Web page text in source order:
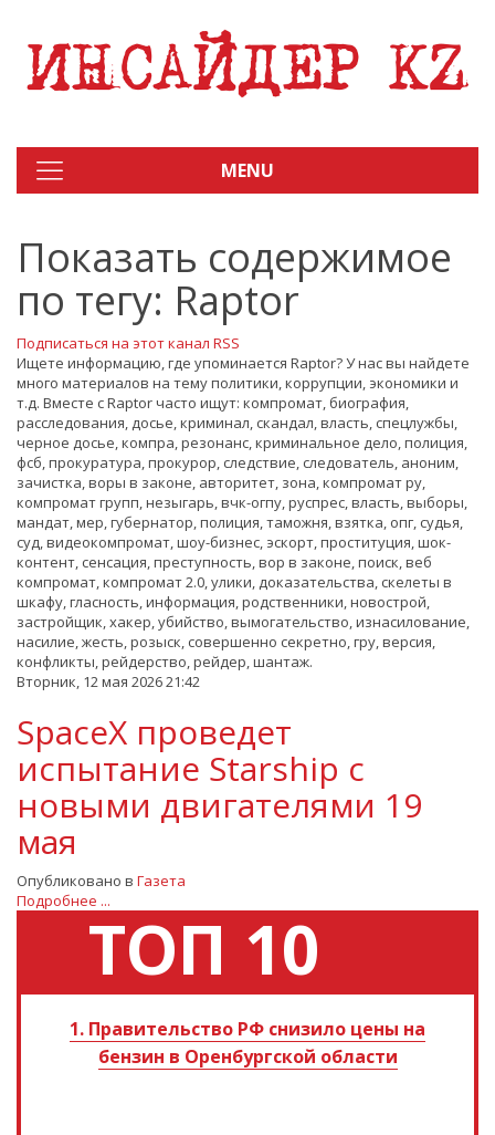
MENU
Показать содержимое
по тегу: Raptor
Подписаться на этот канал RSS
Ищете информацию, где упоминается Raptor? У нас вы найдете
много материалов на тему политики, коррупции, экономики и
т.д. Вместе с Raptor часто ищут: компромат, биография,
расследования, досье, криминал, скандал, власть, спецлужбы,
черное досье, компра, резонанс, криминальное дело, полиция,
фсб, прокуратура, прокурор, следствие, следователь, аноним,
зачистка, воры в законе, авторитет, зона, компромат ру,
компромат групп, незыгарь, вчк-огпу, руспрес, власть, выборы,
мандат, мер, губернатор, полиция, таможня, взятка, опг, судья,
суд, видеокомпромат, шоу-бизнес, эскорт, проституция, шок-
контент, сенсация, преступность, вор в законе, поиск, веб
компромат, компромат 2.0, улики, доказательства, скелеты в
шкафу, гласность, информация, родственники, новострой,
застройщик, хакер, убийство, вымогательство, изнасилование,
насилие, жесть, розыск, совершенно секретно, гру, версия,
конфликты, рейдерство, рейдер, шантаж.
Вторник, 12 мая 2026 21:42
SpaceX проведет
испытание Starship с
новыми двигателями 19
мая
Опубликовано в Газета
Подробнее ...
ТОП 10
1. Правительство РФ снизило цены на
бензин в Оренбургской области